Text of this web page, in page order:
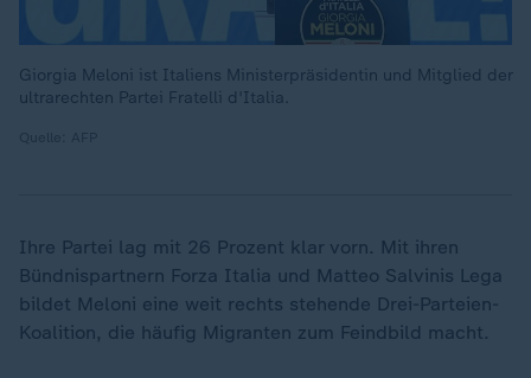
Giorgia Meloni ist Italiens Ministerpräsidentin und Mitglied der
ultrarechten Partei Fratelli d'Italia.
Ihre Partei lag mit 26 Prozent klar vorn. Mit ihren
Bündnispartnern Forza Italia und Matteo Salvinis Lega
bildet Meloni eine weit rechts stehende Drei-Parteien-
Koalition, die häufig Migranten zum Feindbild macht.